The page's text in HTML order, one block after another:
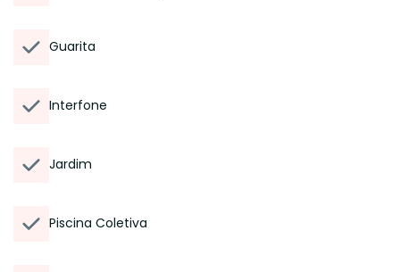
Guarita
Interfone
Jardim
Piscina Coletiva